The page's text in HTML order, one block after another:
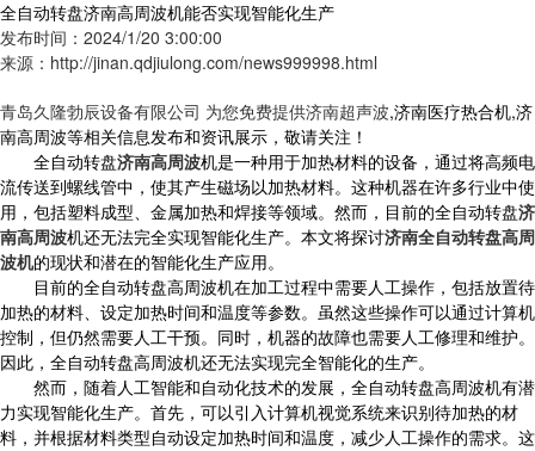
全自动转盘济南高周波机能否实现智能化生产
发布时间：2024/1/20 3:00:00
来源：http://jinan.qdjiulong.com/news999998.html
青岛久隆勃辰设备有限公司 为您免费提供济南超声波,济南医疗热合机,济
南高周波等相关信息发布和资讯展示，敬请关注！
全自动转盘济南高周波机是一种用于加热材料的设备，通过将高频电
流传送到螺线管中，使其产生磁场以加热材料。这种机器在许多行业中使
用，包括塑料成型、金属加热和焊接等领域。然而，目前的全自动转盘济
南高周波机还无法完全实现智能化生产。本文将探讨济南全自动转盘高周
波机的现状和潜在的智能化生产应用。
目前的全自动转盘高周波机在加工过程中需要人工操作，包括放置待
加热的材料、设定加热时间和温度等参数。虽然这些操作可以通过计算机
控制，但仍然需要人工干预。同时，机器的故障也需要人工修理和维护。
因此，全自动转盘高周波机还无法实现完全智能化的生产。
然而，随着人工智能和自动化技术的发展，全自动转盘高周波机有潜
力实现智能化生产。首先，可以引入计算机视觉系统来识别待加热的材
料，并根据材料类型自动设定加热时间和温度，减少人工操作的需求。这